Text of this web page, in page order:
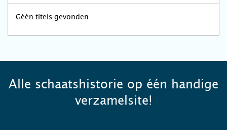
Géén titels gevonden.
Alle schaatshistorie op één handige
verzamelsite!